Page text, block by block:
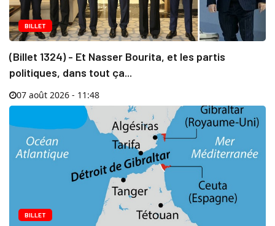
BILLET
(Billet 1324) - Et Nasser Bourita, et les partis
politiques, dans tout ça...
07 août 2026 - 11:48
BILLET